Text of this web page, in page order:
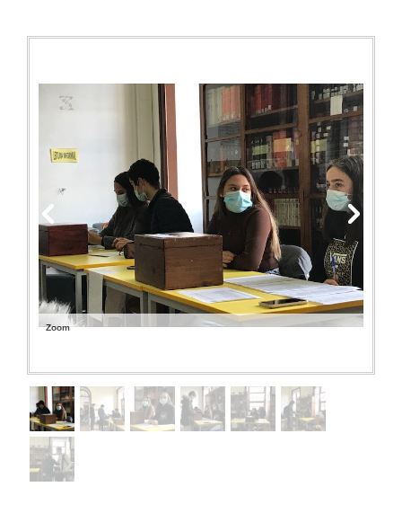
ESAQ sem Bullying
Matrículas
ma
@parlamentodosjovens_esaq
@esaq.erasmus
@oficina.do.largo
ESCOLA
ALUNOS
PROFESSORES
Zoom